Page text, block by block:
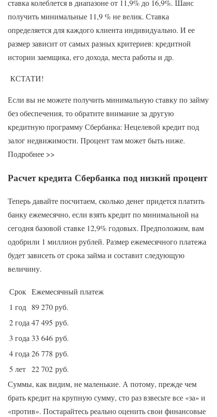
ставка колеблется в диапазоне от 11,9% до 16,9%. Шанс
получить минимальные 11,9 % не велик. Ставка
определяется для каждого клиента индивидуально. И ее
размер зависит от самых разных критериев: кредитной
истории заемщика, его дохода, места работы и др.
КСТАТИ!
Если вы не можете получить минимальную ставку по займу
без обеспечения, то обратите внимание за другую
кредитную программу Сбербанка: Нецелевой кредит под
залог недвижимости. Процент там может быть ниже.
Подробнее >>
Расчет кредита Сбербанка под низкий процент
Теперь давайте посчитаем, сколько денег придется платить
банку ежемесячно, если взять кредит по минимальной на
сегодня базовой ставке 12,9% годовых. Предположим, вам
одобрили 1 миллион рублей. Размер ежемесячного платежа
будет зависеть от срока займа и составит следующую
величину.
Срок Ежемесячный платеж
1 год 89 270 руб.
2 года47 495 руб.
3 года 33 646 руб.
4 года26 778 руб.
5 лет 22 702 руб.
Суммы, как видим, не маленькие. А потому, прежде чем
брать кредит на крупную сумму, сто раз взвесьте все «за» и
«против». Постарайтесь реально оценить свои финансовые